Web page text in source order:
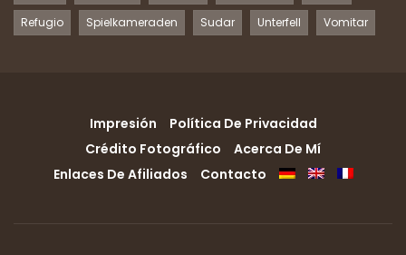
Refugio
Spielkameraden Sudar Unterfell Vomitar
Impresión
Política De Privacidad
Crédito Fotográfico
Acerca De Mí
Enlaces De Afiliados
Contacto